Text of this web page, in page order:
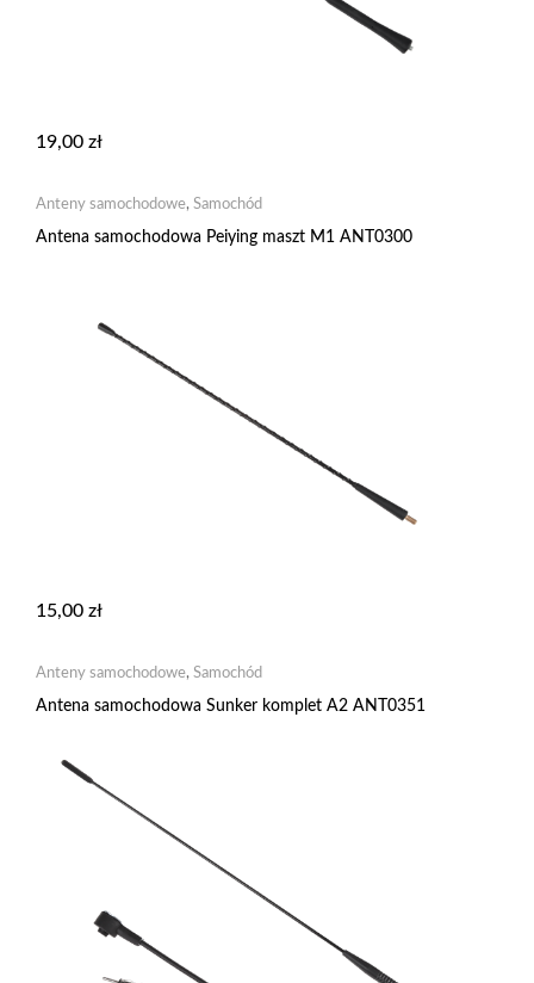
19,00 zł
Anteny samochodowe, Samochód
Antena samochodowa Peiying maszt M1 ANT0300
15,00 zł
Anteny samochodowe, Samochód
Antena samochodowa Sunker komplet A2 ANT0351